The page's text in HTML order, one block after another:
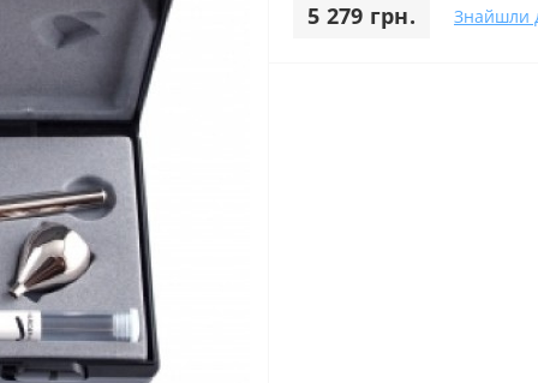
5 279 грн. Знайшли